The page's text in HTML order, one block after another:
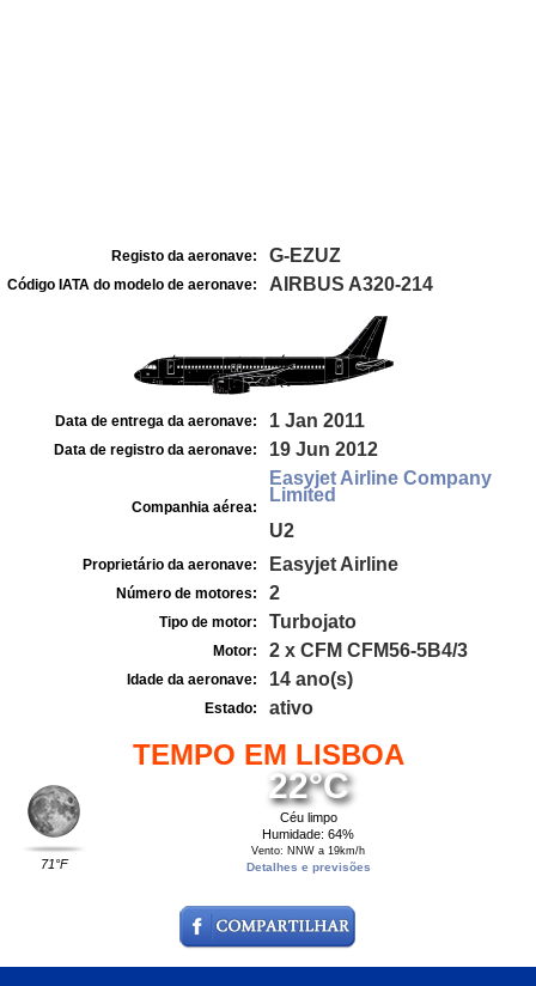
Registo da aeronave: G-EZUZ
Código IATA do modelo de aeronave: AIRBUS A320-214
Data de entrega da aeronave: 1 Jan 2011
Data de registro da aeronave: 19 Jun 2012
Companhia aérea:
Easyjet Airline Company
Limited
U2
Proprietário da aeronave: Easyjet Airline
Número de motores: 2
Tipo de motor: Turbojato
Motor: 2 x CFM CFM56-5B4/3
Idade da aeronave: 14 ano(s)
Estado: ativo
TEMPO EM LISBOA
71°F
22°C
Céu limpo
Humidade: 64%
Vento: NNW a 19km/h
Detalhes e previsões